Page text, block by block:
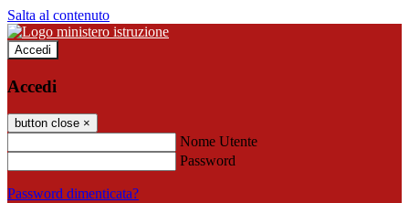
Salta al contenuto
Accedi
Accedi
button close ×
Nome Utente
Password
Password dimenticata?